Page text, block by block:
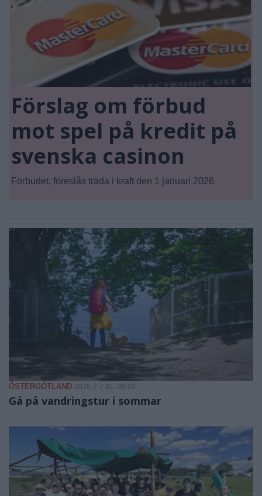
Förslag om förbud
mot spel på kredit på
svenska casinon
Förbudet, föreslås träda i kraft den 1 januari 2026
ÖSTERGÖTLAND 2026-7-7 KL. 08:00
Gå på vandringstur i sommar